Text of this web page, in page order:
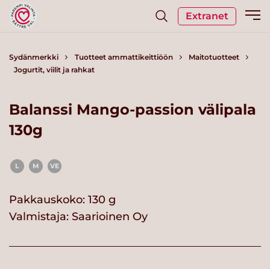
Extranet
Sydänmerkki Tuotteet ammattikeittiöön
Maitotuotteet
Jogurtit, viilit ja rahkat
Balanssi Mango-passion välipala
130g
L M VE
Pakkauskoko: 130 g
Valmistaja: Saarioinen Oy